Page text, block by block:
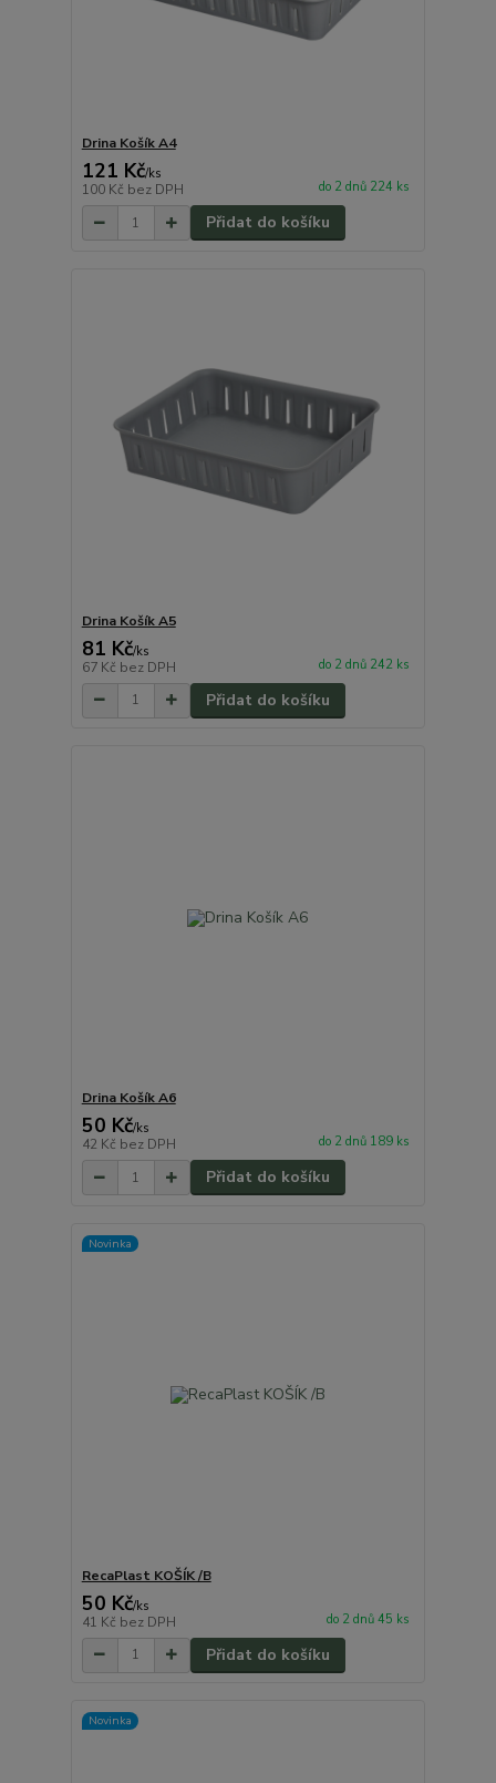
Drina Košík A4
121 Kč/ks
100 Kč bez DPH do 2 dnů 224 ks
Přidat do košíku
Drina Košík A5
81 Kč/ks
67 Kč bez DPH do 2 dnů 242 ks
Přidat do košíku
Drina Košík A6
50 Kč/ks
42 Kč bez DPH do 2 dnů 189 ks
Přidat do košíku
Novinka
RecaPlast KOŠÍK /B
50 Kč/ks
41 Kč bez DPH do 2 dnů 45 ks
Přidat do košíku
Novinka